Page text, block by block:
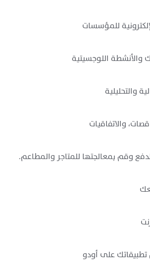
للمؤسسات
والأنشطة اللوجسيتية
والتحليلية
والاتفاقيات
وقم بمعالجتها للمتاجر والمطاعم.
على أودو